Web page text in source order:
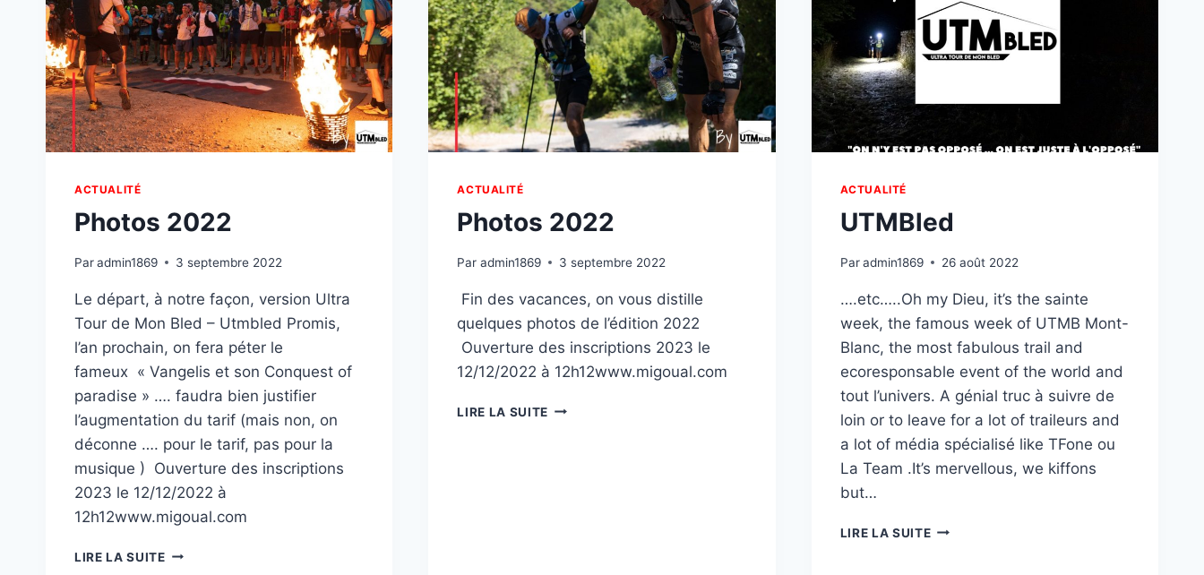
ACTUALITÉ
Photos 2022
Paradmin1869 3 septembre 2022
Le départ, à notre façon, version Ultra
Tour de Mon Bled – Utmbled Promis,
l’an prochain, on fera péter le
fameux « Vangelis et son Conquest of
paradise » …. faudra bien justifier
l’augmentation du tarif (mais non, on
déconne …. pour le tarif, pas pour la
musique ) Ouverture des inscriptions
2023 le 12/12/2022 à
12h12www.migoual.com
LIRE LA SUITEPHOTOS
ACTUALITÉ
Photos 2022
Par admin1869 3 septembre 2022
Fin des vacances, on vous distille
quelques photos de l’édition 2022
Ouverture des inscriptions 2023 le
12/12/2022 à 12h12www.migoual.com
LIRE LA SUITE PHOTOS
ACTUALITÉ
UTMBled
Par admin1869 26 août 2022
….etc…..Oh my Dieu, it’s the sainte
week, the famous week of UTMB Mont-
Blanc, the most fabulous trail and
ecoresponsable event of the world and
tout l’univers. A génial truc à suivre de
loin or to leave for a lot of traileurs and
a lot of média spécialisé like TFone ou
La Team .It’s mervellous, we kiffons
but…
LIRE LA SUITEUTMBLED